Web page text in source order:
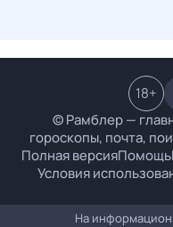
© Рамблер —
гороскопы, почта,
Полная версияПомощь
Условия
18+
На